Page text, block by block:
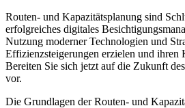
Routen- und Kapazitätsplanung sind
erfolgreiches digitales
Nutzung moderner Technologien und
Effizienzsteigerungen erzielen und ihren
Bereiten Sie sich jetzt auf die Zukunft
vor.
Die Grundlagen der Routen- und